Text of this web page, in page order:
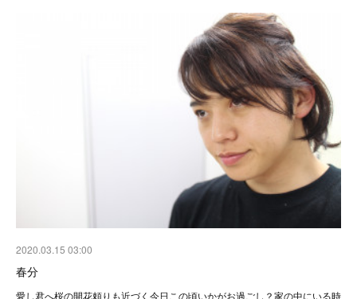
2020.03.15 03:00
春分
愛し君へ桜の開花頼りも近づく今日この頃いかがお過ごし？家の中にいる時